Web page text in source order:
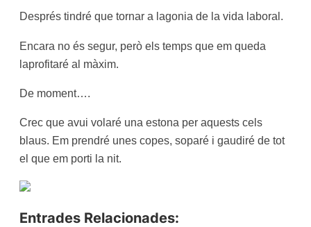
Després tindré que tornar a lagonia de la vida laboral.
Encara no és segur, però els temps que em queda
laprofitaré al màxim.
De moment….
Crec que avui volaré una estona per aquests cels
blaus. Em prendré unes copes, soparé i gaudiré de tot
el que em porti la nit.
Entrades Relacionades: